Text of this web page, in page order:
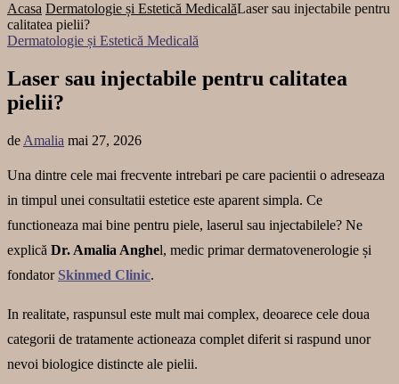
Acasa Dermatologie și Estetică MedicalăLaser sau injectabile pentru
calitatea pielii?
Dermatologie și Estetică Medicală
Laser sau injectabile pentru calitatea
pielii?
de Amalia mai 27, 2026
Una dintre cele mai frecvente intrebari pe care pacientii o adreseaza
in timpul unei consultatii estetice este aparent simpla. Ce
functioneaza mai bine pentru piele, laserul sau injectabilele? Ne
explică Dr. Amalia Anghel, medic primar dermatovenerologie și
fondator Skinmed Clinic.
In realitate, raspunsul este mult mai complex, deoarece cele doua
categorii de tratamente actioneaza complet diferit si raspund unor
nevoi biologice distincte ale pielii.